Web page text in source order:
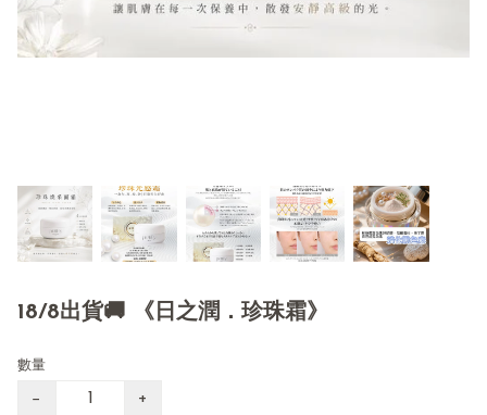
18/8出貨🚚 《日之潤．珍珠霜》
數量
− +